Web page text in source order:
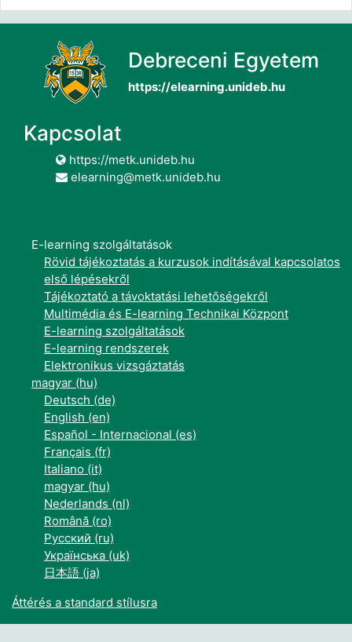
Debreceni Egyetem
https://elearning.unideb.hu
Kapcsolat
https://metk.unideb.hu
elearning@metk.unideb.hu
E-learning szolgáltatások
Rövid tájékoztatás a kurzusok indításával kapcsolatos
első lépésekről
Tájékoztató a távoktatási lehetőségekről
Multimédia és E-learning Technikai Központ
E-learning szolgáltatások
E-learning rendszerek
Elektronikus vizsgáztatás
magyar ‎(hu)‎
Deutsch ‎(de)‎
English ‎(en)‎
Español - Internacional ‎(es)‎
Français ‎(fr)‎
Italiano ‎(it)‎
magyar ‎(hu)‎
Nederlands ‎(nl)‎
Română ‎(ro)‎
Русский ‎(ru)‎
Українська ‎(uk)‎
日本語 ‎(ja)‎
Áttérés a standard stílusra